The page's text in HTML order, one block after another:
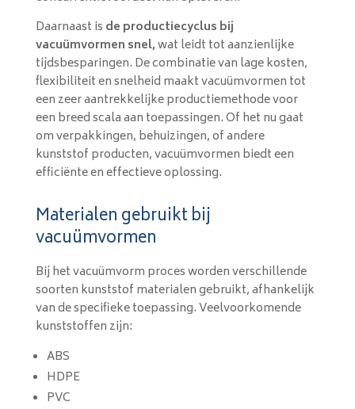
Daarnaast is de productiecyclus bij
vacuümvormen snel,wat leidt tot aanzienlijke
tijdsbesparingen. De combinatie van lage kosten,
flexibiliteit en snelheid maakt vacuümvormen tot
een zeer aantrekkelijke productiemethode voor
een breed scala aan toepassingen. Of het nu gaat
om verpakkingen, behuizingen, of andere
kunststof producten, vacuümvormen biedt een
efficiënte en effectieve oplossing.
Materialen gebruikt bij
vacuümvormen
Bij het vacuümvorm proces worden verschillende
soorten kunststof materialen gebruikt, afhankelijk
van de specifieke toepassing. Veelvoorkomende
kunststoffen zijn:
ABS
HDPE
PVC